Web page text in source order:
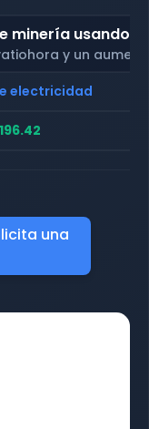
minería usando
y un
electricidad
una